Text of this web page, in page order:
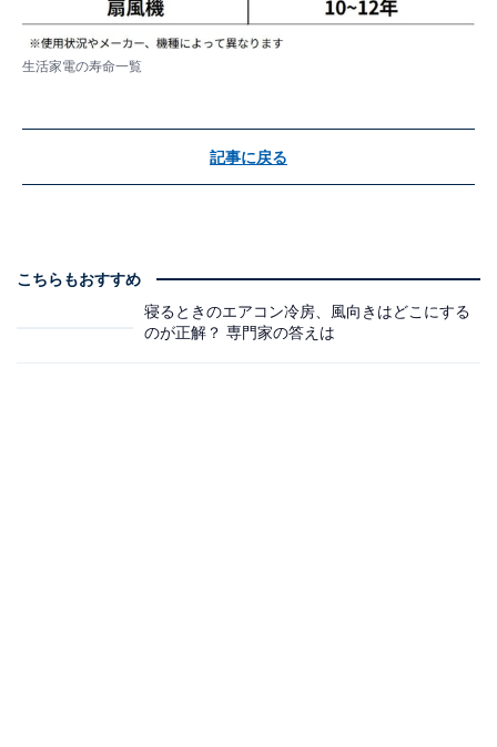
生活家電の寿命一覧
記事に戻る
こちらもおすすめ
寝るときのエアコン冷房、風向きはどこにする
のが正解？ 専門家の答えは